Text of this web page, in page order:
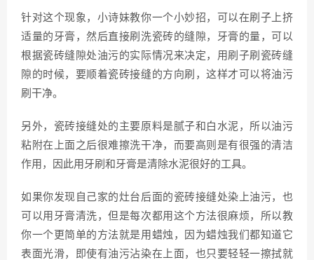
针对这个现象，小诗妹教你一个小妙招，可以在刷子上挤
适量的牙膏，然后直接刷洗瓷砖的缝隙，牙膏的量，可以
根据瓷砖缝隙处油污的实际情况来决定，用刷子刷瓷砖缝
隙的时候，要顺着瓷砖接缝的方向刷，这样才可以将油污
刷干净。
另外，瓷砖接缝处的主要原料是腻子和白水泥，所以油污
粘附在上面之后很难擦洗干净，而要高则是有很强的清洁
作用，因此用牙刷和牙膏是清除水泥很好的工具。
如果你发现自己家的灶台后面的瓷砖接缝处染上油污，也
可以用牙膏清洗，但是每次都用这个方法很麻烦，所以教
你一个更简单的方法就是用蜡烛，因为蜡烛我们都知道它
表面光滑，即使有油污沾染在上面，也只要轻轻一擦拭就